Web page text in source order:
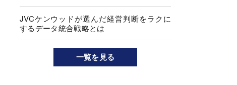
JVCケンウッドが選んだ経営判断をラクに
するデータ統合戦略とは
一覧を見る